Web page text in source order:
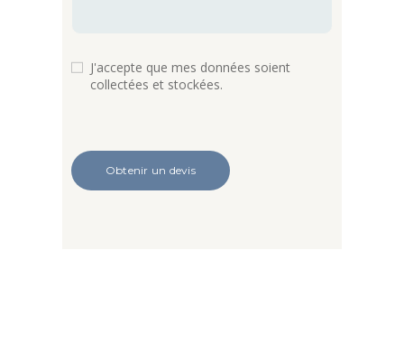
J'accepte que mes données soient
collectées et stockées.